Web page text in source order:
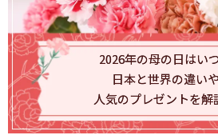
2026年の母の日はい
日本と世界の違いや
人気のプレゼントを解